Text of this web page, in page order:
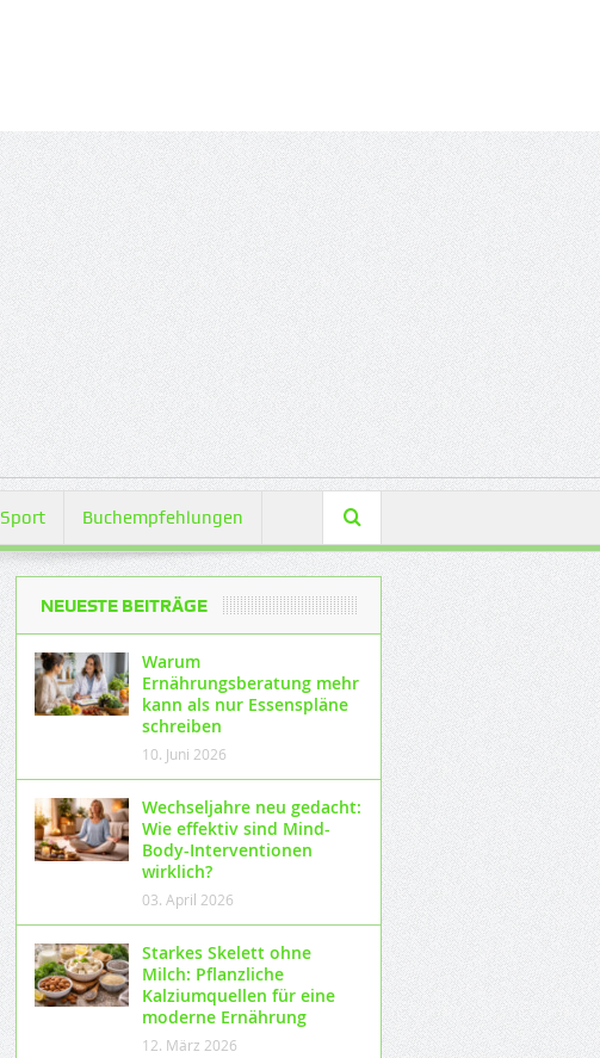
Sport Buchempfehlungen
NEUESTE BEITRÄGE
Warum
Ernährungsberatung mehr
kann als nur Essenspläne
schreiben
10. Juni 2026
Wechseljahre neu gedacht:
Wie effektiv sind Mind-
Body-Interventionen
wirklich?
03. April 2026
Starkes Skelett ohne
Milch: Pflanzliche
Kalziumquellen für eine
moderne Ernährung
12. März 2026